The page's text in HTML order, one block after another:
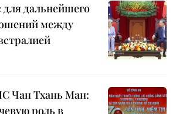
дальнейшего
между
Чан Тхань Ман:
роль в